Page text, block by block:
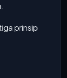
prinsip